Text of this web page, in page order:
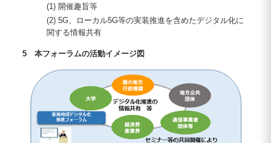
(1) 開催趣旨等
(2) 5G、ローカル5G等の実装推進を含めたデジタル化に
関する情報共有
5 本フォーラムの活動イメージ図